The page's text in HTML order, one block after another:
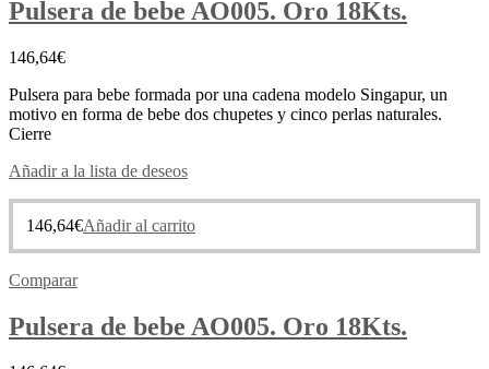
Pulsera de bebe AO005. Oro 18Kts.
146,64€
Pulsera para bebe formada por una cadena modelo Singapur, un
motivo en forma de bebe dos chupetes y cinco perlas naturales.
Cierre
Añadir a la lista de deseos
146,64€Añadir al carrito
Comparar
Pulsera de bebe AO005. Oro 18Kts.